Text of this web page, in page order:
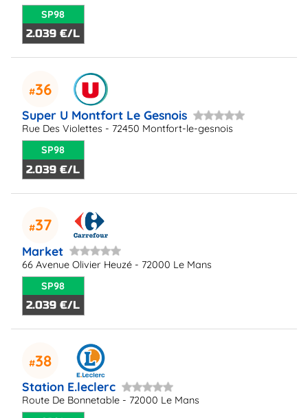
SP98
2.039 €/L
36
Super U Montfort Le Gesnois
Rue Des Violettes - 72450 Montfort-le-gesnois
SP98
2.039 €/L
37
Market
66 Avenue Olivier Heuzé - 72000 Le Mans
SP98
2.039 €/L
38
Station E.leclerc
Route De Bonnetable - 72000 Le Mans